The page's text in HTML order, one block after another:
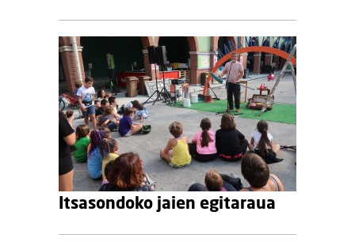
Itsasondoko jaien egitaraua